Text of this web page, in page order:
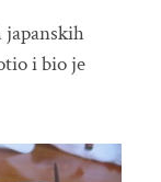
japanskih
i bio je